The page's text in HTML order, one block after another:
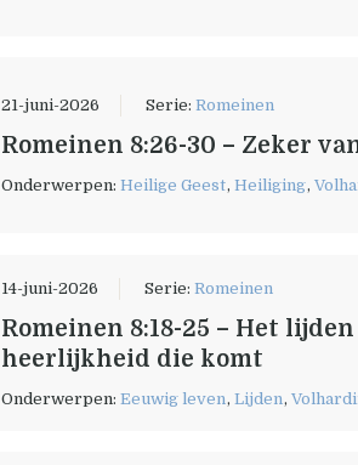
21-juni-2026 Serie:Romeinen
Romeinen 8:26-30 – Zeker
Onderwerpen:Heilige Geest,Heiliging,
14-juni-2026 Serie:Romeinen
Romeinen 8:18-25 – Het
heerlijkheid die komt
Onderwerpen:Eeuwig leven ,Lijden ,